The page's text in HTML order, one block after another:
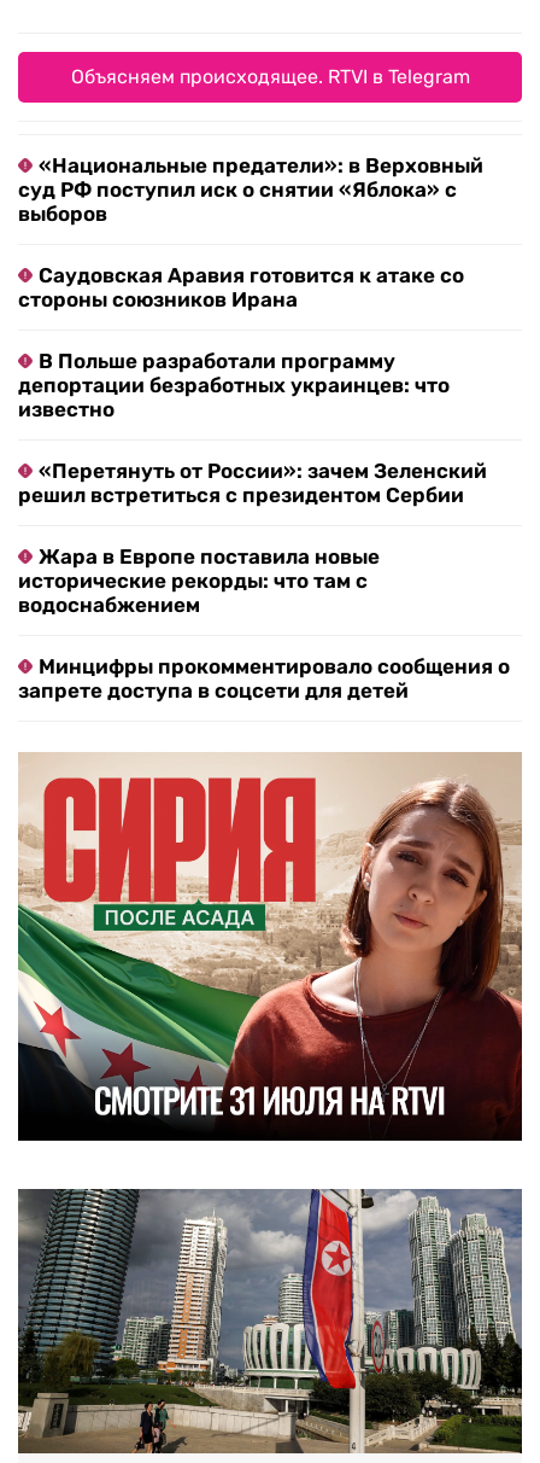
Объясняем происходящее. RTVI в Telegram
«Национальные предатели»: в Верховный
суд РФ поступил иск о снятии «Яблока» с
выборов
Саудовская Аравия готовится к атаке со
стороны союзников Ирана
В Польше разработали программу
депортации безработных украинцев: что
известно
«Перетянуть от России»: зачем Зеленский
решил встретиться с президентом Сербии
Жара в Европе поставила новые
исторические рекорды: что там с
водоснабжением
Минцифры прокомментировало сообщения о
запрете доступа в соцсети для детей